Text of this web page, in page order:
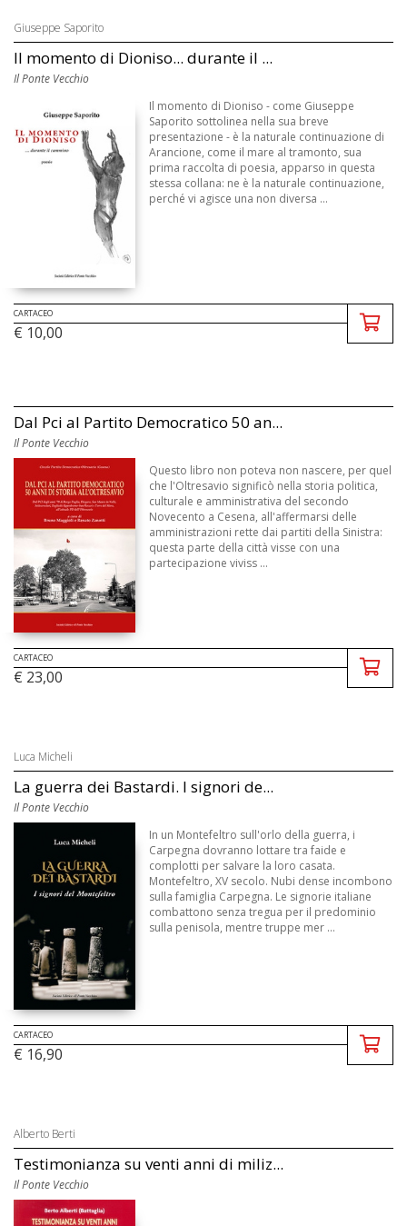
Giuseppe Saporito
Il momento di Dioniso... durante il ...
Il Ponte Vecchio
Il momento di Dioniso - come Giuseppe
Saporito sottolinea nella sua breve
presentazione - è la naturale continuazione di
Arancione, come il mare al tramonto, sua
prima raccolta di poesia, apparso in questa
stessa collana: ne è la naturale continuazione,
perché vi agisce una non diversa ...
CARTACEO
€ 10,00
Dal Pci al Partito Democratico 50 an...
Il Ponte Vecchio
Questo libro non poteva non nascere, per quel
che l'Oltresavio significò nella storia politica,
culturale e amministrativa del secondo
Novecento a Cesena, all'affermarsi delle
amministrazioni rette dai partiti della Sinistra:
questa parte della città visse con una
partecipazione viviss ...
CARTACEO
€ 23,00
Luca Micheli
La guerra dei Bastardi. I signori de...
Il Ponte Vecchio
In un Montefeltro sull'orlo della guerra, i
Carpegna dovranno lottare tra faide e
complotti per salvare la loro casata.
Montefeltro, XV secolo. Nubi dense incombono
sulla famiglia Carpegna. Le signorie italiane
combattono senza tregua per il predominio
sulla penisola, mentre truppe mer ...
CARTACEO
€ 16,90
Alberto Berti
Testimonianza su venti anni di miliz...
Il Ponte Vecchio